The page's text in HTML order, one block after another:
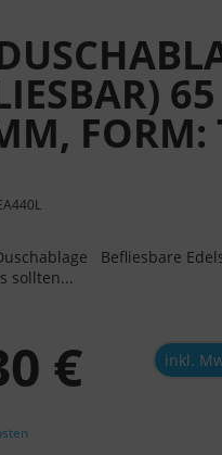
FORM:
Befliesbare
sollten...
€ inkl.